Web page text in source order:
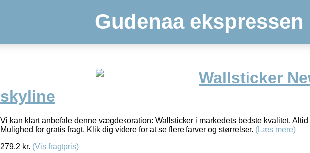
Gudenaa ekspressen
Wallsticker
skyline
Vi kan klart anbefale denne vægdekoration: Wallsticker i markedets bedste kvalitet.
Mulighed for gratis fragt. Klik dig videre for at se flere farver og størrelser. (Læs mere)
279.2 kr. (Vis fragtpris)